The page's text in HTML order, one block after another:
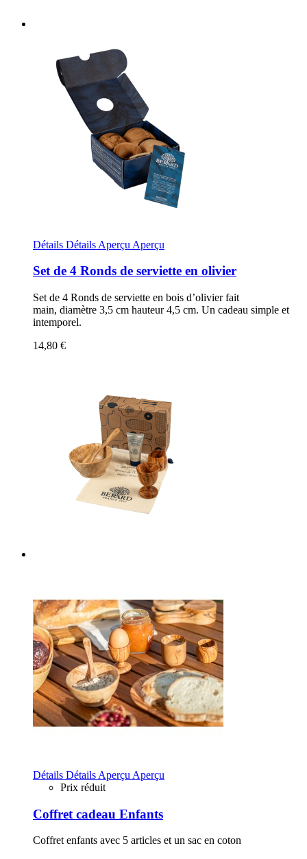
Détails Détails Aperçu Aperçu
Set de 4 Ronds de serviette en olivier
Set de 4 Ronds de serviette en bois d’olivier fait
main, diamètre 3,5 cm hauteur 4,5 cm. Un cadeau simple et
intemporel.
14,80 €
Détails Détails Aperçu Aperçu
Prix réduit
Coffret cadeau Enfants
Coffret enfants avec 5 articles et un sac en coton